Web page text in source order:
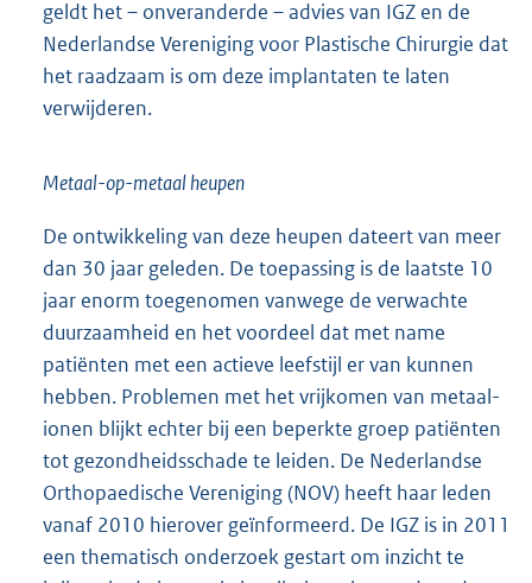
geldt het – onveranderde – advies van IGZ en de
Nederlandse Vereniging voor Plastische Chirurgie dat
het raadzaam is om deze implantaten te laten
verwijderen.
Metaal-op-metaal heupen
De ontwikkeling van deze heupen dateert van meer
dan 30 jaar geleden. De toepassing is de laatste 10
jaar enorm toegenomen vanwege de verwachte
duurzaamheid en het voordeel dat met name
patiënten met een actieve leefstijl er van kunnen
hebben. Problemen met het vrijkomen van metaal-
ionen blijkt echter bij een beperkte groep patiënten
tot gezondheidsschade te leiden. De Nederlandse
Orthopaedische Vereniging (NOV) heeft haar leden
vanaf 2010 hierover geïnformeerd. De IGZ is in 2011
een thematisch onderzoek gestart om inzicht te